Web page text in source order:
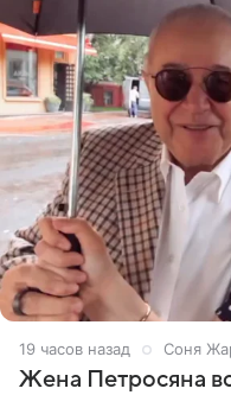
19 часов назад Соня
Жена Петросяна